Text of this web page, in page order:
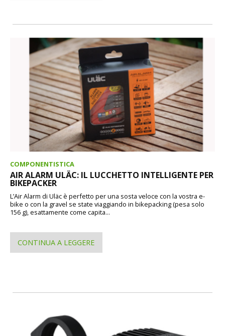
COMPONENTISTICA
AIR ALARM ULÄC: IL LUCCHETTO INTELLIGENTE PER
BIKEPACKER
L’Air Alarm di Uläc è perfetto per una sosta veloce con la vostra e-
bike o con la gravel se state viaggiando in bikepacking (pesa solo
156 g), esattamente come capita...
CONTINUA A LEGGERE